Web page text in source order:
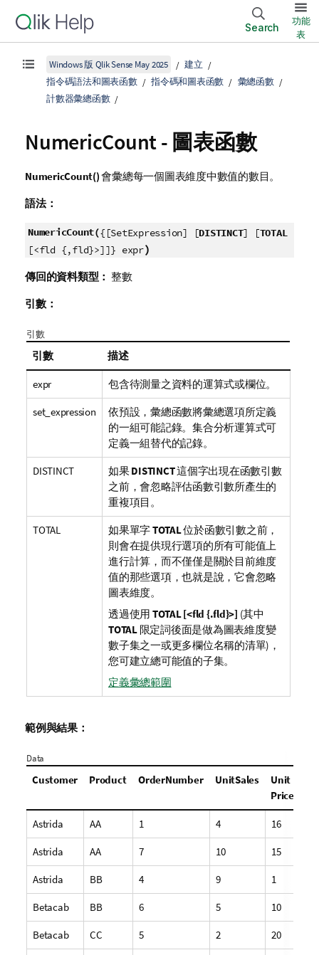
Search
功能
表
Windows 版 Qlik Sense May 2025
建立
指令碼語法和圖表函數
指令碼和圖表函數
彙總函數
計數器彙總函數
NumericCount- 圖表函數
NumericCount()會彙總每一個圖表維度中數值的數目。
語法：
NumericCount({[SetExpression] [DISTINCT] [TOTAL
[<fld {,fld}>]]} expr)
傳回的資料類型： 整數
引數：
引數
引數 描述
expr 包含待測量之資料的運算式或欄位。
set_expression
依預設，彙總函數將彙總選項所定義
的一組可能記錄。集合分析運算式可
定義一組替代的記錄。
DISTINCT 如果DISTINCT這個字出現在函數引數
之前，會忽略評估函數引數所產生的
重複項目。
TOTAL 如果單字TOTAL位於函數引數之前，
則會在提供現行選項的所有可能值上
進行計算，而不僅僅是關於目前維度
值的那些選項，也就是說，它會忽略
圖表維度。
透過使用 TOTAL [<fld {.fld}>] (其中
TOTAL限定詞後面是做為圖表維度變
數子集之一或更多欄位名稱的清單)，
您可建立總可能值的子集。
定義彙總範圍
範例與結果：
Data
Customer Product OrderNumber UnitSales
Unit
Price
Astrida AA 1 4 16
Astrida AA 7 10 15
Astrida BB 4 9 1
Betacab BB 6 5 10
Betacab CC 5 2 20